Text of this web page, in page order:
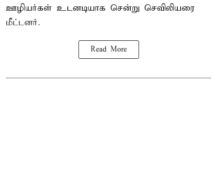
ஊழியர்கள் உடனடியாக சென்று செவிலியரை
மீட்டனர்.
Read More